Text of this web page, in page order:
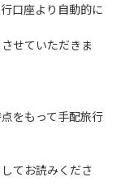
口座より自動的に
せていただきま
をもって手配旅行
てお読みくださ